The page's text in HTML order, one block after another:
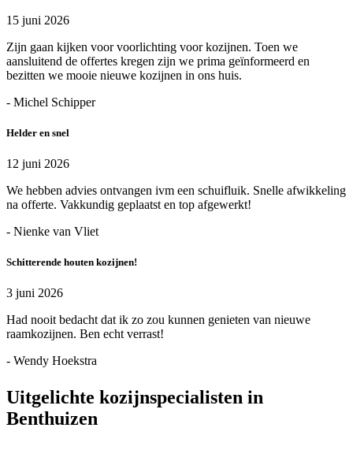
15 juni 2026
Zijn gaan kijken voor voorlichting voor kozijnen. Toen we
aansluitend de offertes kregen zijn we prima geïnformeerd en
bezitten we mooie nieuwe kozijnen in ons huis.
- Michel Schipper
Helder en snel
12 juni 2026
We hebben advies ontvangen ivm een schuifluik. Snelle afwikkeling
na offerte. Vakkundig geplaatst en top afgewerkt!
- Nienke van Vliet
Schitterende houten kozijnen!
3 juni 2026
Had nooit bedacht dat ik zo zou kunnen genieten van nieuwe
raamkozijnen. Ben echt verrast!
- Wendy Hoekstra
Uitgelichte kozijnspecialisten in
Benthuizen